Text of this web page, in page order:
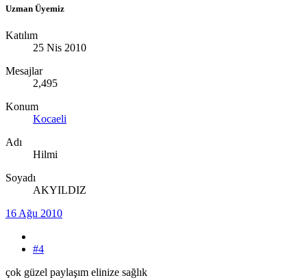
Uzman Üyemiz
Katılım
25 Nis 2010
Mesajlar
2,495
Konum
Kocaeli
Adı
Hilmi
Soyadı
AKYILDIZ
16 Ağu 2010
#4
çok güzel paylaşım elinize sağlık